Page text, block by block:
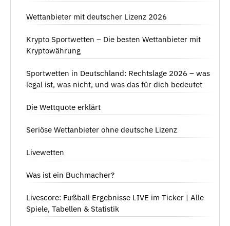
Wettanbieter mit deutscher Lizenz 2026
Krypto Sportwetten – Die besten Wettanbieter mit
Kryptowährung
Sportwetten in Deutschland: Rechtslage 2026 – was
legal ist, was nicht, und was das für dich bedeutet
Die Wettquote erklärt
Seriöse Wettanbieter ohne deutsche Lizenz
Livewetten
Was ist ein Buchmacher?
Livescore: Fußball Ergebnisse LIVE im Ticker | Alle
Spiele, Tabellen & Statistik